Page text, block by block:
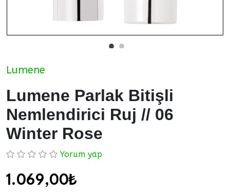
Lumene
Lumene Parlak Bitişli
Nemlendirici Ruj // 06
Winter Rose
Yorum yap
1.069,00₺